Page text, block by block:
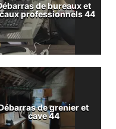
de bureaux et
professionnels 44
de grenier et
cave 44